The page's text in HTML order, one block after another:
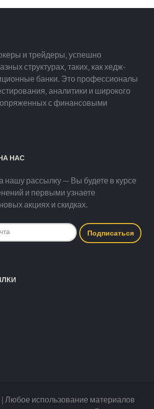
и трейдеры, успешно
структурах, таких, как хедж-
банки. Это профессионалы
аналитики и широкого
с финансовыми
НАС
нашу рассылку — Вы будете в курсе
и первыми узнаете
акциях и скидках.
| Любое использование материалов